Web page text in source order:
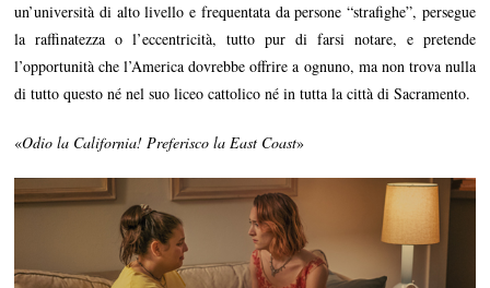
un’università di alto livello e frequentata da persone “strafighe”, persegue
la raffinatezza o l’eccentricità, tutto pur di farsi notare, e pretende
l’opportunità che l’America dovrebbe offrire a ognuno, ma non trova nulla
di tutto questo né nel suo liceo cattolico né in tutta la città di Sacramento.
«Odio la California! Preferisco la East Coast»